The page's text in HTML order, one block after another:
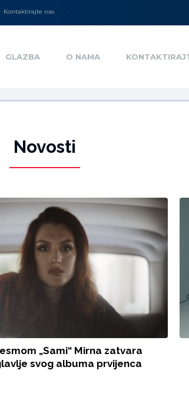
Kontaktirajte nas
GLAZBA O NAMA
Novosti
„Sami“ Mirna zatvara
svog albuma prvijenca